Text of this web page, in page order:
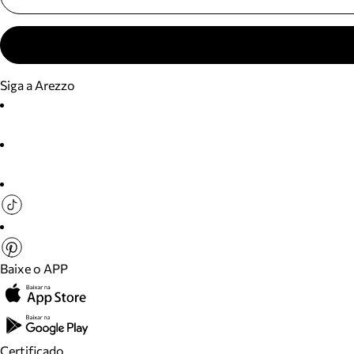
Siga a Arezzo
Baixe o APP
Certificado